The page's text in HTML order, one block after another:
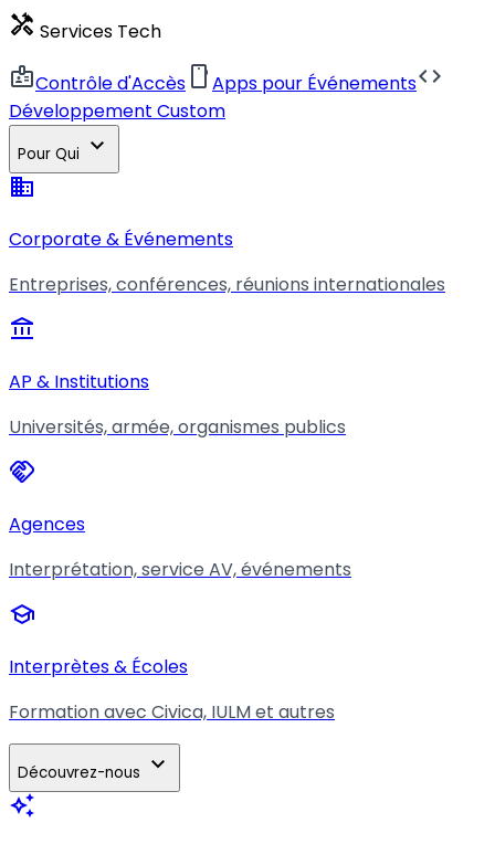
handyman Services Tech
badgeContrôle d'Accès smartphoneApps pour Événementscode
Développement Custom
Pour Qui expand_more
business
Corporate & Événements
Entreprises, conférences, réunions internationales
account_balance
AP & Institutions
Universités, armée, organismes publics
handshake
Agences
Interprétation, service AV, événements
school
Interprètes & Écoles
Formation avec Civica, IULM et autres
Découvrez-nous expand_more
auto_awesome